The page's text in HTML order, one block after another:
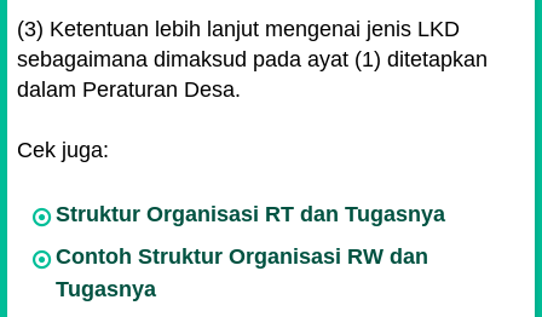
(3) Ketentuan lebih lanjut mengenai jenis LKD
sebagaimana dimaksud pada ayat (1) ditetapkan
dalam Peraturan Desa.
Cek juga:
Struktur Organisasi RT dan Tugasnya
Contoh Struktur Organisasi RW dan
Tugasnya